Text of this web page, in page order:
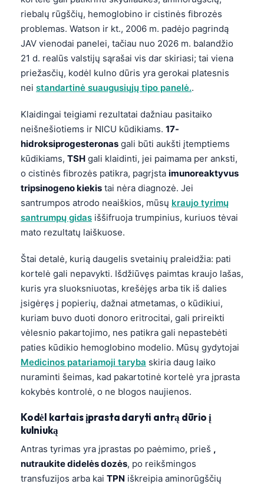
riebalų rūgščių, hemoglobino ir cistinės fibrozės
problemas. Watson ir kt., 2006 m. padėjo pagrindą
JAV vienodai panelei, tačiau nuo 2026 m. balandžio
21 d. realūs valstijų sąrašai vis dar skiriasi; tai viena
priežasčių, kodėl kulno dūris yra gerokai platesnis
nei standartinė suaugusiųjų tipo panelė..
Klaidingai teigiami rezultatai dažniau pasitaiko
neišnešiotiems ir NICU kūdikiams. 17-
hidroksiprogesteronas gali būti aukšti įtemptiems
kūdikiams, TSH gali klaidinti, jei paimama per anksti,
o cistinės fibrozės patikra, pagrįsta imunoreaktyvus
tripsinogeno kiekis tai nėra diagnozė. Jei
santrumpos atrodo neaiškios, mūsų kraujo tyrimų
santrumpų gidas iššifruoja trumpinius, kuriuos tėvai
mato rezultatų laiškuose.
Štai detalė, kurią daugelis svetainių praleidžia: pati
kortelė gali nepavykti. Išdžiūvęs paimtas kraujo lašas,
kuris yra sluoksniuotas, krešėjęs arba tik iš dalies
įsigėręs į popierių, dažnai atmetamas, o kūdikiui,
kuriam buvo duoti donoro eritrocitai, gali prireikti
vėlesnio pakartojimo, nes patikra gali nepastebėti
paties kūdikio hemoglobino modelio. Mūsų gydytojai
Medicinos patariamoji taryba skiria daug laiko
nuraminti šeimas, kad pakartotinė kortelė yra įprasta
kokybės kontrolė, o ne blogos naujienos.
Kodėl kartais įprasta daryti antrą dūrio į
kulniuką
Antras tyrimas yra įprastas po paėmimo, prieš ,
nutraukite didelės dozės, po reikšmingos
transfuzijos arba kai TPN iškreipia aminorūgščių